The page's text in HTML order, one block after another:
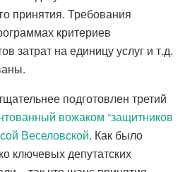
принятия. Требования
критериев
затрат на единицу услуг и т.д.
подготовлен третий
вожаком “защитников
Веселовской. Как было
ключевых депутатских